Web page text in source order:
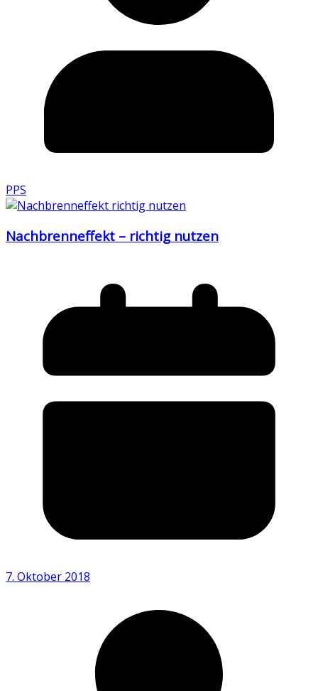
PPS
Nachbrenneffekt – richtig nutzen
7. Oktober 2018